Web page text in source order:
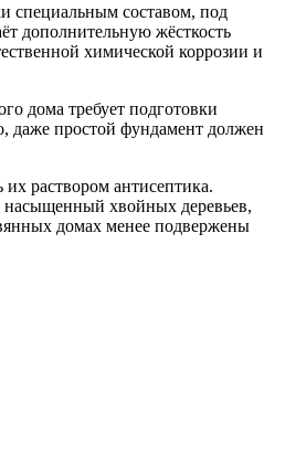
специальным составом, под
дополнительную жёсткость
химической коррозии и
дома требует подготовки
даже простой фундамент должен
раствором антисептика.
насыщенный хвойных деревьев,
домах менее подвержены